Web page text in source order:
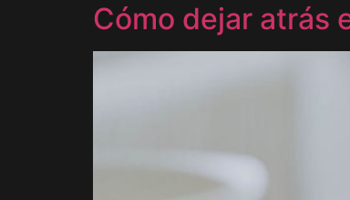
Cómo dejar atrás